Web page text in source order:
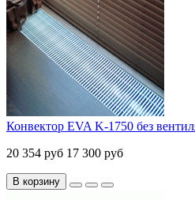
Конвектор EVA K-1750 без
20 354 руб 17 300 руб
В корзину